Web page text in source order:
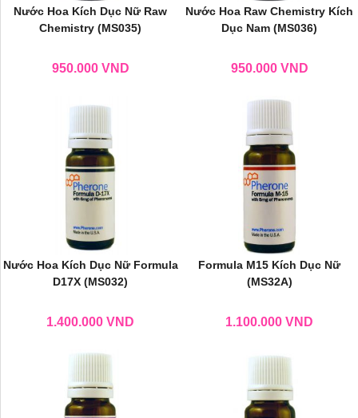
Nước Hoa Kích Dục Nữ Raw
Chemistry (MS035)
950.000 VND
Nước Hoa Raw Chemistry Kích
Dục Nam (MS036)
950.000 VND
Nước Hoa Kích Dục Nữ Formula
D17X (MS032)
1.400.000 VND
Formula M15 Kích Dục Nữ
(MS32A)
1.100.000 VND